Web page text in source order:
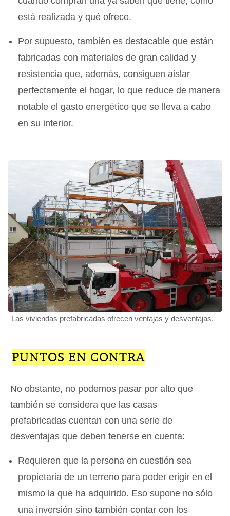
está realizada y qué ofrece.
Por supuesto, también es destacable que están
fabricadas con materiales de gran calidad y
resistencia que, además, consiguen aislar
perfectamente el hogar, lo que reduce de manera
notable el gasto energético que se lleva a cabo
en su interior.
Las viviendas prefabricadas ofrecen ventajas y desventajas.
PUNTOS EN CONTRA
No obstante, no podemos pasar por alto que
también se considera que las casas
prefabricadas cuentan con una serie de
desventajas que deben tenerse en cuenta:
Requieren que la persona en cuestión sea
propietaria de un terreno para poder erigir en el
mismo la que ha adquirido. Eso supone no sólo
una inversión sino también contar con los